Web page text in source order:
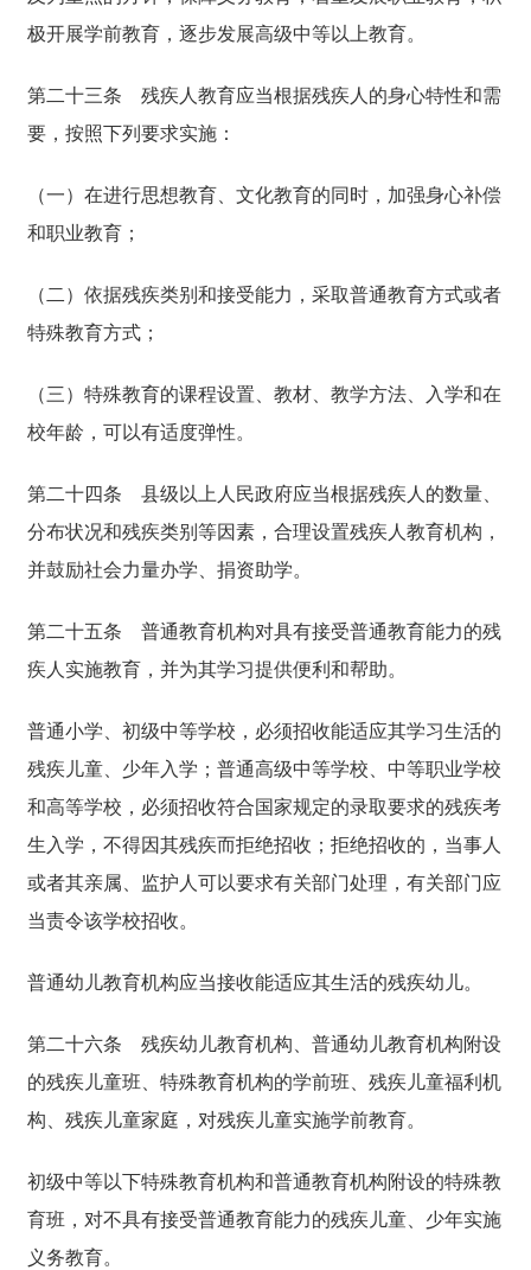
极开展学前教育，逐步发展高级中等以上教育。
第二十三条 残疾人教育应当根据残疾人的身心特性和需
要，按照下列要求实施：
（一）在进行思想教育、文化教育的同时，加强身心补偿
和职业教育；
（二）依据残疾类别和接受能力，采取普通教育方式或者
特殊教育方式；
（三）特殊教育的课程设置、教材、教学方法、入学和在
校年龄，可以有适度弹性。
第二十四条 县级以上人民政府应当根据残疾人的数量、
分布状况和残疾类别等因素，合理设置残疾人教育机构，
并鼓励社会力量办学、捐资助学。
第二十五条 普通教育机构对具有接受普通教育能力的残
疾人实施教育，并为其学习提供便利和帮助。
普通小学、初级中等学校，必须招收能适应其学习生活的
残疾儿童、少年入学；普通高级中等学校、中等职业学校
和高等学校，必须招收符合国家规定的录取要求的残疾考
生入学，不得因其残疾而拒绝招收；拒绝招收的，当事人
或者其亲属、监护人可以要求有关部门处理，有关部门应
当责令该学校招收。
普通幼儿教育机构应当接收能适应其生活的残疾幼儿。
第二十六条 残疾幼儿教育机构、普通幼儿教育机构附设
的残疾儿童班、特殊教育机构的学前班、残疾儿童福利机
构、残疾儿童家庭，对残疾儿童实施学前教育。
初级中等以下特殊教育机构和普通教育机构附设的特殊教
育班，对不具有接受普通教育能力的残疾儿童、少年实施
义务教育。